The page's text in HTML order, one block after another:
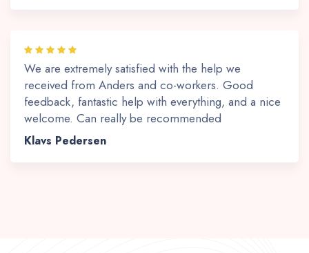
We are extremely satisfied with the help we
received from Anders and co-workers. Good
feedback, fantastic help with everything, and a nice
welcome. Can really be recommended
Klavs Pedersen